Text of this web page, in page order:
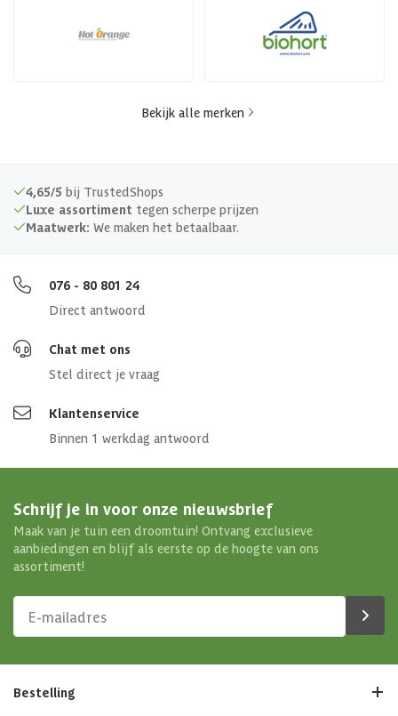
Bekijk alle merken
4,65/5 bij TrustedShops
Luxe assortiment tegen scherpe prijzen
Maatwerk: We maken het betaalbaar.
076 - 80 801 24
Direct antwoord
Chat met ons
Stel direct je vraag
Klantenservice
Binnen 1 werkdag antwoord
Schrijf je in voor onze nieuwsbrief
Maak van je tuin een droomtuin! Ontvang exclusieve
aanbiedingen en blijf als eerste op de hoogte van ons
assortiment!
Bestelling